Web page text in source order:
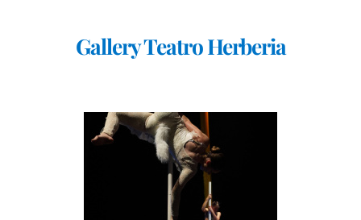
Gallery Teatro Herberia